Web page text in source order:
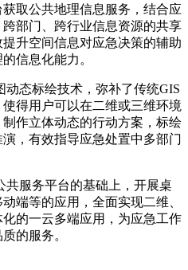
取公共地理信息服务，结合应
部门、跨行业信息资源的共享
升空间信息对应急决策的辅助
信息化能力。
动态标绘技术，弥补了传统GIS
得用户可以在二维或三维环境
作立体动态的行动方案，标绘
，有效指导应急处置中多部门
共服务平台的基础上，开展桌
端等的应用，全面实现二维、
的一云多端应用，为应急工作
的服务。